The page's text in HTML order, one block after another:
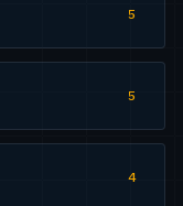
5
5
4